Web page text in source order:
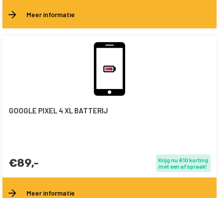
Meer informatie
GOOGLE PIXEL 4 XL BATTERIJ
€89,-
Krijg nu €10 korting
met een afspraak!
Meer informatie